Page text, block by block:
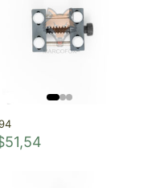
51,54